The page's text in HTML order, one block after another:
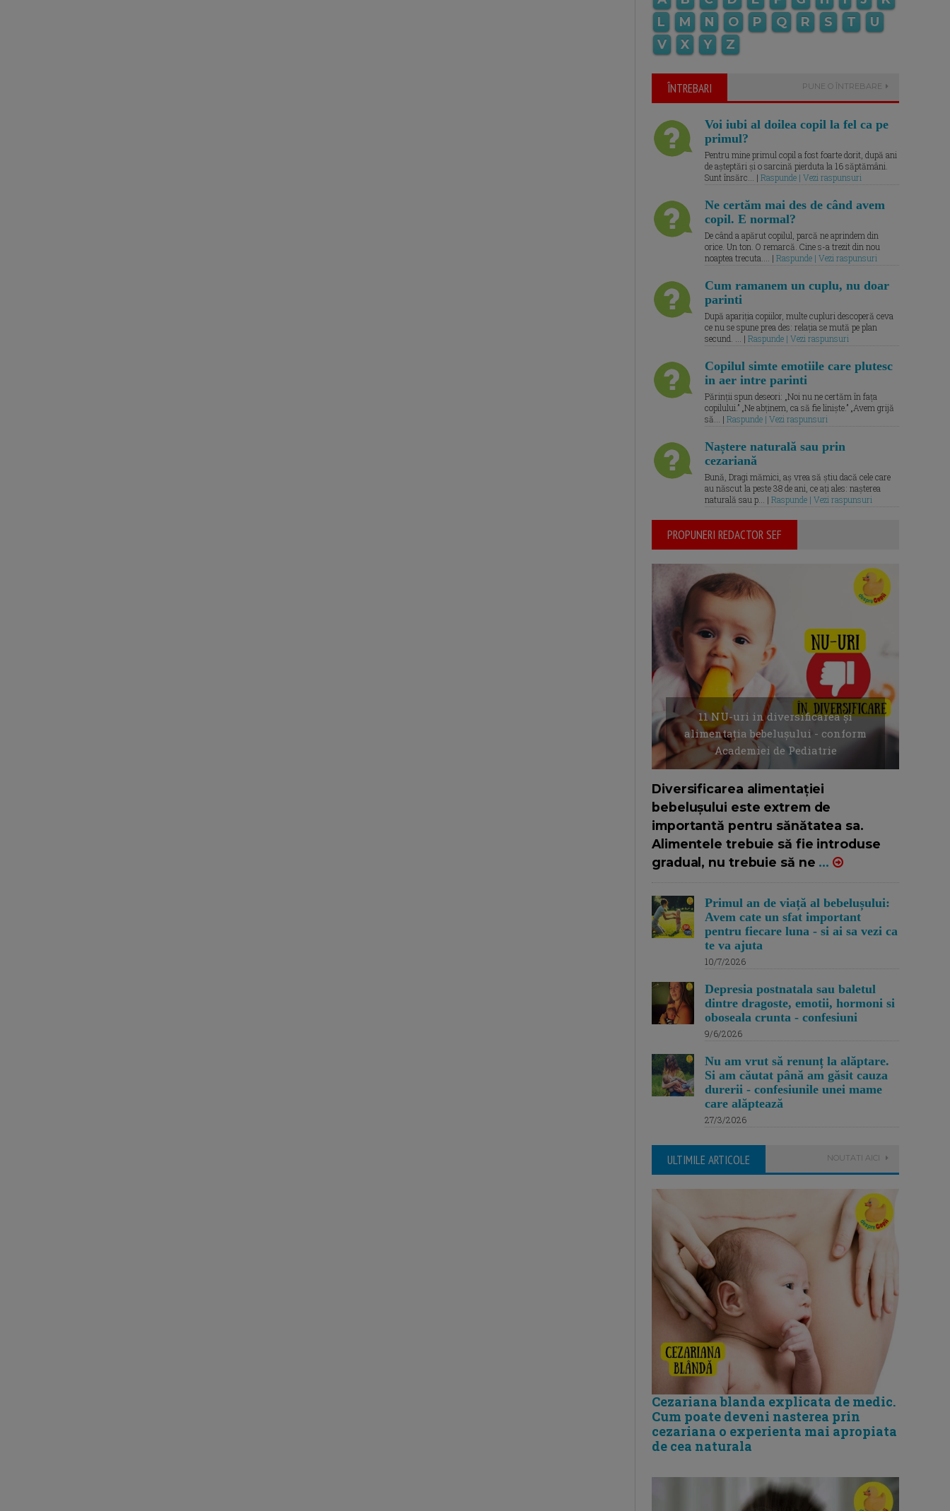
L
M N O P Q R S T
U
V
X Y Z
ÎNTREBARI PUNE O ÎNTREBARE
Voi iubi al doilea copil la fel ca pe
primul?
Pentru mine primul copil a fost foarte dorit, după ani
de așteptări și o sarcină pierduta la 16 săptămâni.
Sunt însărc... | Raspunde | Vezi raspunsuri
Ne certăm mai des de când avem
copil. E normal?
De când a apărut copilul, parcă ne aprindem din
orice. Un ton. O remarcă. Cine s-a trezit din nou
noaptea trecuta.... | Raspunde | Vezi raspunsuri
Cum ramanem un cuplu, nu doar
parinti
După apariția copiilor, multe cupluri descoperă ceva
ce nu se spune prea des: relația se mută pe plan
secund. ... | Raspunde | Vezi raspunsuri
Copilul simte emotiile care plutesc
in aer intre parinti
Părinții spun deseori: „Noi nu ne certăm în fața
copilului.” „Ne abținem, ca să fie liniște.” „Avem grijă
să... | Raspunde | Vezi raspunsuri
Naștere naturală sau prin
cezariană
Bună, Dragi mămici, aș vrea să știu dacă cele care
au născut la peste 38 de ani, ce ați ales: nașterea
naturală sau p... | Raspunde | Vezi raspunsuri
PROPUNERI REDACTOR SEF
11 NU-uri in diversificarea și
alimentația bebelușului - conform
Academiei de Pediatrie
Diversificarea alimentației
bebelușului este extrem de
importantă pentru sănătatea sa.
Alimentele trebuie să fie introduse
gradual, nu trebuie să ne ...
Primul an de viață al bebelușului:
Avem cate un sfat important
pentru fiecare luna - si ai sa vezi ca
te va ajuta
10/7/2026
Depresia postnatala sau baletul
dintre dragoste, emotii, hormoni si
oboseala crunta - confesiuni
9/6/2026
Nu am vrut să renunț la alăptare.
Si am căutat până am găsit cauza
durerii - confesiunile unei mame
care alăptează
27/3/2026
ULTIMILE ARTICOLE NOUTATI AICI
Cezariana blanda explicata de medic.
Cum poate deveni nasterea prin
cezariana o experienta mai apropiata
de cea naturala